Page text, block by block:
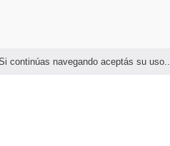
continúas navegando aceptás su uso..